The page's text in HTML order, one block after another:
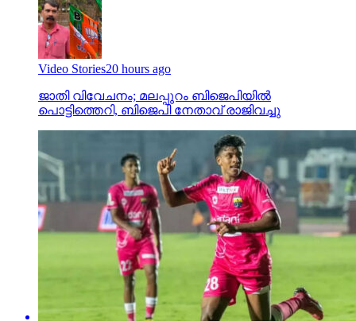
Video Stories20 hours ago
ജാതി വിവേചനം; മലപ്പുറം ബിജെപിയില്‍
പൊട്ടിത്തെറി, ബിജെപി നേതാവ് രാജിവച്ചു